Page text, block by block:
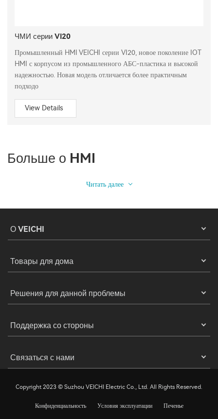
ЧМИ серии VI20
Промышленный HMI VEICHI серии VI20, новое поколение IOT
HMI с корпусом из промышленного АБС-пластика и высокой
надежностью. Новая модель отличается более практичным
подходо
View Details
Больше о HMI
Читать далее
О VEICHI
Товары для дома
Решения для данной проблемы
Поддержка со стороны
Связаться с нами
Copyright 2023 © Suzhou VEICHI Electric Co., Ltd. All Rights Reserved.
Конфиденциальность Условия эксплуатации Печенье